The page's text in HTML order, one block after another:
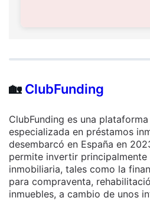
🏡 ClubFunding
ClubFunding es una
especializada en préstamos
desembarcó en España en
permite invertir
inmobiliaria, tales como la
para compraventa,
inmuebles, a cambio de unos